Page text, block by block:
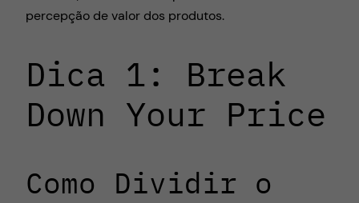
percepção de valor dos produtos.
Dica 1: Break
Down Your Price
Como Dividir o